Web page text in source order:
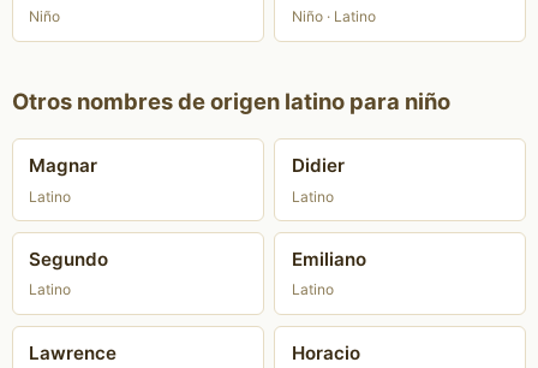
Niño Niño · Latino
Otros nombres de origen latino para niño
Magnar
Latino
Didier
Latino
Segundo
Latino
Emiliano
Latino
Lawrence Horacio